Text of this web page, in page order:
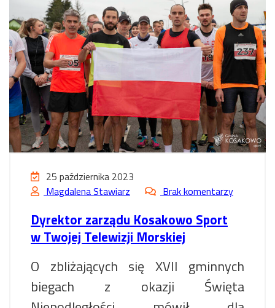
25 października 2023
Magdalena Stawiarz
Brak komentarzy
Dyrektor zarządu Kosakowo Sport
w Twojej Telewizji Morskiej
O zbliżających się XVII gminnych
biegach z okazji Święta